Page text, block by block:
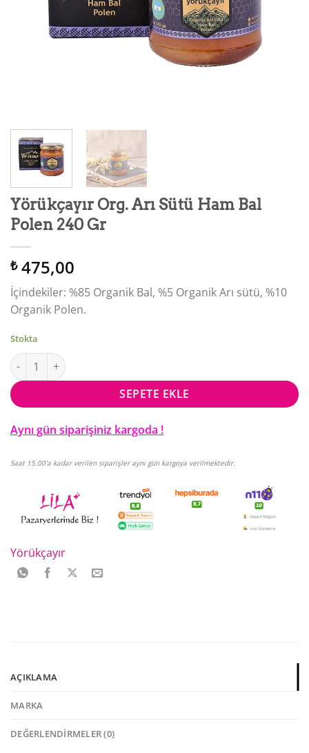
Yörükçayır Org. Arı Sütü Ham Bal
Polen 240 Gr
₺475,00
İçindekiler: %85 Organik Bal, %5 Organik Arı sütü, %10
Organik Polen.
Stokta
Yörükçayır Org. Arı Sütü Ham Bal Polen 240 Gr adet
SEPETE EKLE
Aynı gün siparişiniz kargoda !
Saat 15.00'a kadar verilen siparişler aynı gün kargoya verilmektedir.
Yörükçayır
AÇIKLAMA
MARKA
DEĞERLENDIRMELER (0)